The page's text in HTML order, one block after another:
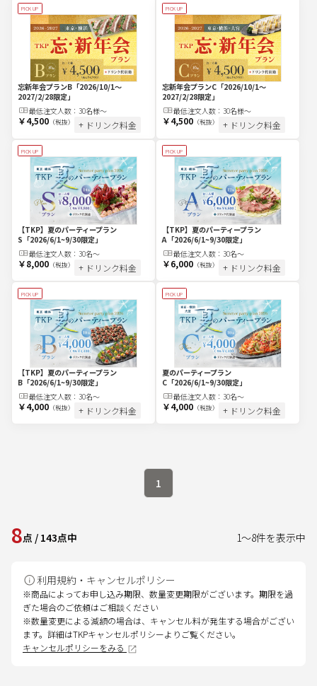
PICK UP
忘新年会プランB「2026/10/1～
2027/2/28限定」
最低注文人数： 30名様～
￥4,500（税抜） + ドリンク料金
PICK UP
忘新年会プランC「2026/10/1～
2027/2/28限定」
最低注文人数： 30名様～
￥4,500（税抜） + ドリンク料金
PICK UP
【TKP】夏のパーティープラン
S 「2026/6/1~9/30限定」
最低注文人数： 30名〜
￥8,000（税抜） + ドリンク料金
PICK UP
【TKP】夏のパーティープラン
A 「2026/6/1~9/30限定」
最低注文人数： 30名〜
￥6,000（税抜） + ドリンク料金
PICK UP
【TKP】夏のパーティープラン
B「2026/6/1~9/30限定」
最低注文人数： 30名〜
￥4,000（税抜） + ドリンク料金
PICK UP
夏のパーティープラン
C「2026/6/1~9/30限定」
最低注文人数： 30名〜
￥4,000（税抜） + ドリンク料金
1
8点 / 143点中 1～8件を表示中
利用規約・キャンセルポリシー
※商品によってお申し込み期限、数量変更期限がございます。期限を過
ぎた場合のご依頼はご相談ください
※数量変更による減額の場合は、キャンセル料が発生する場合がござい
ます。詳細はTKPキャンセルポリシーよりご覧ください。
キャンセルポリシーをみる